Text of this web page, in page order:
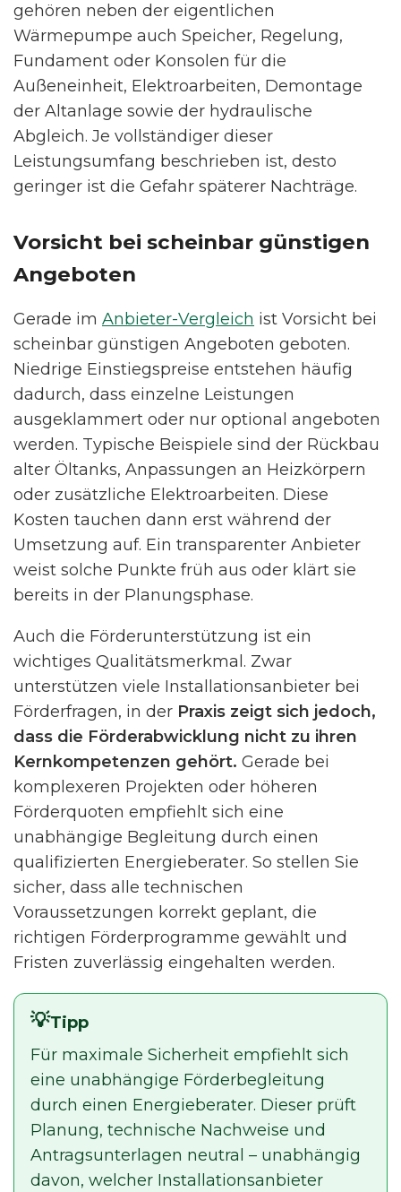
gehören neben der eigentlichen
Wärmepumpe auch Speicher, Regelung,
Fundament oder Konsolen für die
Außeneinheit, Elektroarbeiten, Demontage
der Altanlage sowie der hydraulische
Abgleich. Je vollständiger dieser
Leistungsumfang beschrieben ist, desto
geringer ist die Gefahr späterer Nachträge.
Vorsicht bei scheinbar günstigen
Angeboten
Gerade im Anbieter-Vergleich ist Vorsicht bei
scheinbar günstigen Angeboten geboten.
Niedrige Einstiegspreise entstehen häufig
dadurch, dass einzelne Leistungen
ausgeklammert oder nur optional angeboten
werden. Typische Beispiele sind der Rückbau
alter Öltanks, Anpassungen an Heizkörpern
oder zusätzliche Elektroarbeiten. Diese
Kosten tauchen dann erst während der
Umsetzung auf. Ein transparenter Anbieter
weist solche Punkte früh aus oder klärt sie
bereits in der Planungsphase.
Auch die Förderunterstützung ist ein
wichtiges Qualitätsmerkmal. Zwar
unterstützen viele Installationsanbieter bei
Förderfragen, in der Praxis zeigt sich jedoch,
dass die Förderabwicklung nicht zu ihren
Kernkompetenzen gehört. Gerade bei
komplexeren Projekten oder höheren
Förderquoten empfiehlt sich eine
unabhängige Begleitung durch einen
qualifizierten Energieberater. So stellen Sie
sicher, dass alle technischen
Voraussetzungen korrekt geplant, die
richtigen Förderprogramme gewählt und
Fristen zuverlässig eingehalten werden.
Tipp
Für maximale Sicherheit empfiehlt sich
eine unabhängige Förderbegleitung
durch einen Energieberater. Dieser prüft
Planung, technische Nachweise und
Antragsunterlagen neutral – unabhängig
davon, welcher Installationsanbieter